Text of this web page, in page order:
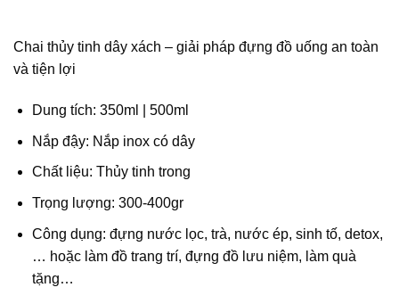
Chai thủy tinh dây xách – giải pháp đựng đồ uống an toàn
và tiện lợi
Dung tích: 350ml | 500ml
Nắp đậy: Nắp inox có dây
Chất liệu: Thủy tinh trong
Trọng lượng: 300-400gr
Công dụng: đựng nước lọc, trà, nước ép, sinh tố, detox,
… hoặc làm đồ trang trí, đựng đồ lưu niệm, làm quà
tặng…